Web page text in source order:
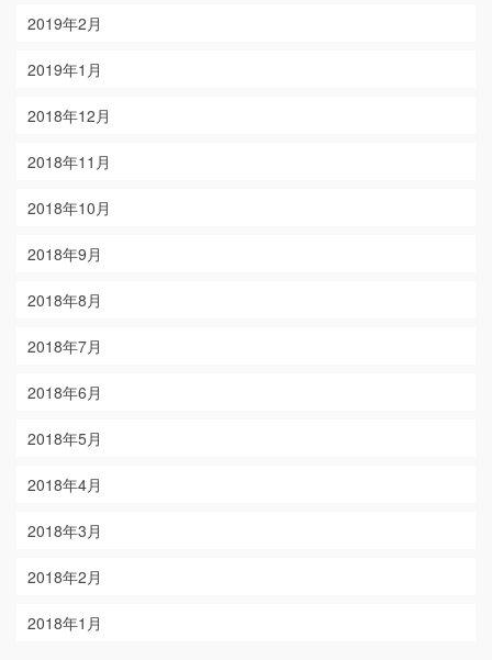
2019年2月
2019年1月
2018年12月
2018年11月
2018年10月
2018年9月
2018年8月
2018年7月
2018年6月
2018年5月
2018年4月
2018年3月
2018年2月
2018年1月